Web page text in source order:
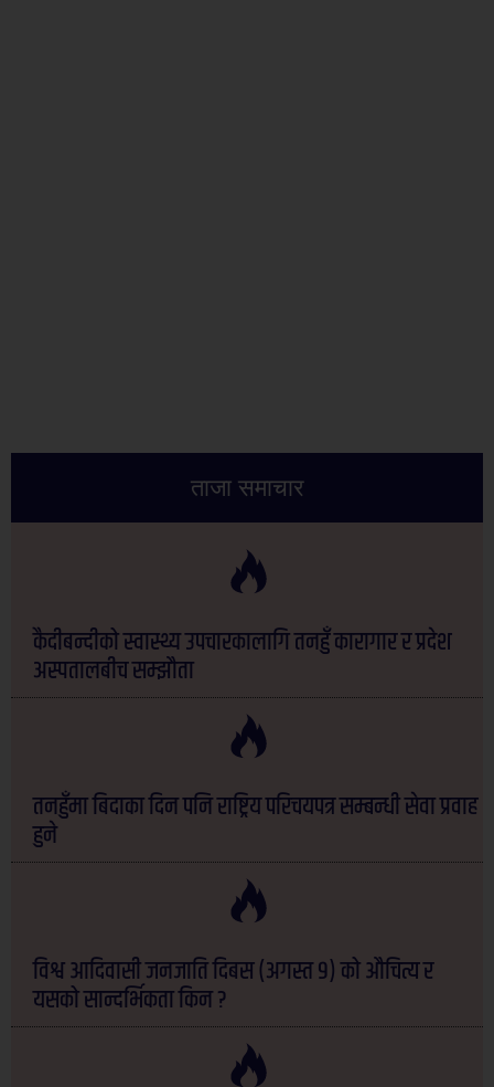
ताजा समाचार
कैदीबन्दीको स्वास्थ्य उपचारकालागि तनहुँ कारागार र प्रदेश
अस्पतालबीच सम्झौता
तनहुँमा बिदाका दिन पनि राष्ट्रिय परिचयपत्र सम्बन्धी सेवा प्रवाह
हुने
विश्व आदिवासी जनजाति दिबस (अगस्त ९) को औचित्य र
यसको सान्दर्भिकता किन ?